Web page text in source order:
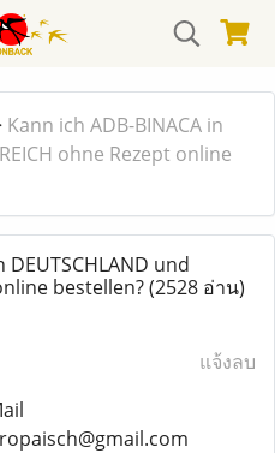
Kann ich ADB-BINACA in
ohne Rezept online
DEUTSCHLAND und
bestellen?(2528 อ่าน)
แจ้งลบ